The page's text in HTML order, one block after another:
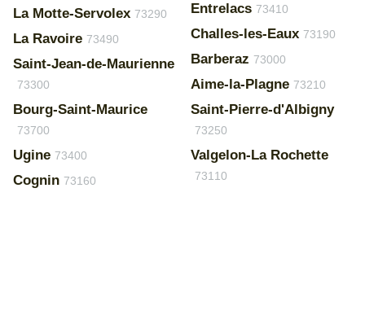
La Motte-Servolex 73290
La Ravoire 73490
Saint-Jean-de-Maurienne
73300
Bourg-Saint-Maurice
73700
Ugine 73400
Cognin 73160
Entrelacs 73410
Challes-les-Eaux 73190
Barberaz 73000
Aime-la-Plagne 73210
Saint-Pierre-d'Albigny
73250
Valgelon-La Rochette
73110